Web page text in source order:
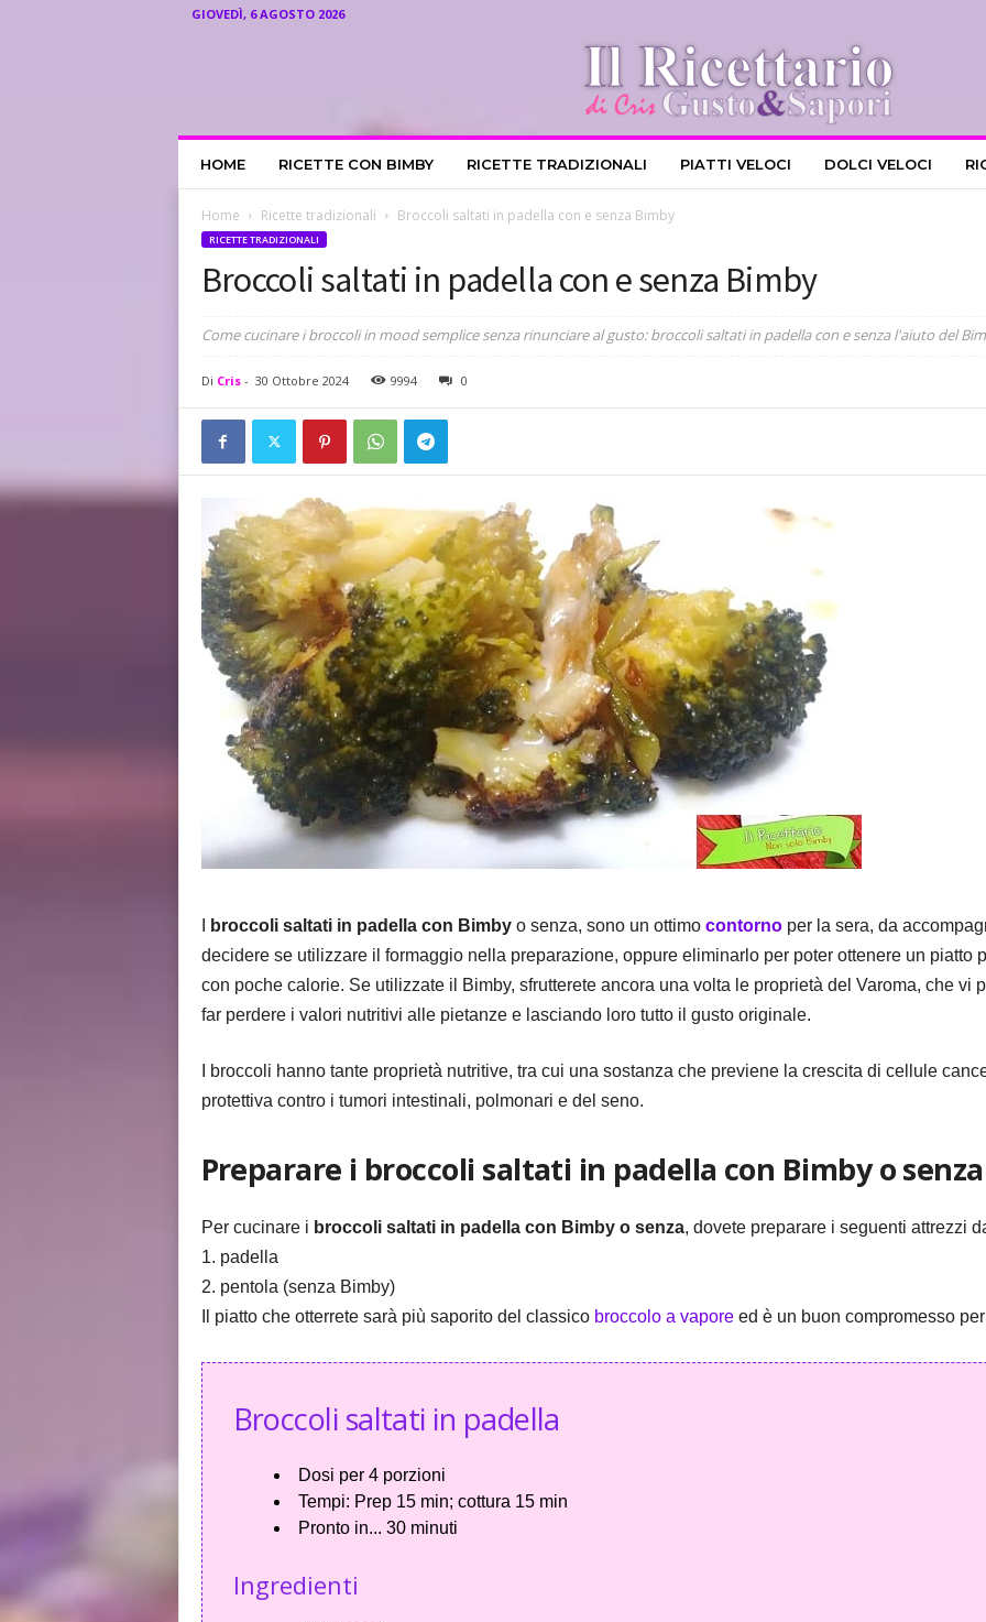
GIOVEDÌ, 6 AGOSTO 2026
I
R
C
r
HOME RICETTE CON BIMBY RICETTE TRADIZIONALI PIATTI VELOCI DOLCI VELOCI
Home Ricette tradizionali Broccoli saltati in padella con e senza Bimby
RICETTE TRADIZIONALI
Broccoli saltati in padella con e senza Bimby
Come cucinare i broccoli in mood semplice senza rinunciare al gusto: broccoli saltati in padella con e senza l'aiuto del
Di Cris- 30 Ottobre 2024 9994 0
broccoli saltati in padella con Bimby o senza, sono un ottimo contorno per la sera, da
decidere se utilizzare il formaggio nella preparazione, oppure eliminarlo per poter ottenere un piatto
con poche calorie. Se utilizzate il Bimby, sfrutterete ancora una volta le proprietà del Varoma, che vi
far perdere i valori nutritivi alle pietanze e lasciando loro tutto il gusto originale.
I broccoli hanno tante proprietà nutritive, tra cui una sostanza che previene la crescita di cellule
protettiva contro i tumori intestinali, polmonari e del seno.
Preparare i broccoli saltati in padella con Bimby o senza
Per cucinare i broccoli saltati in padella con Bimby o senza, dovete preparare i seguenti attrezzi
1. padella
2. pentola (senza Bimby)
Il piatto che otterrete sarà più saporito del classico broccolo a vaporeed è un buon compromesso
Broccoli saltati in padella
Dosi per4 porzioni
Tempi: Prep 15 min; cottura 15 min
Pronto in... 30 minuti
Ingredienti